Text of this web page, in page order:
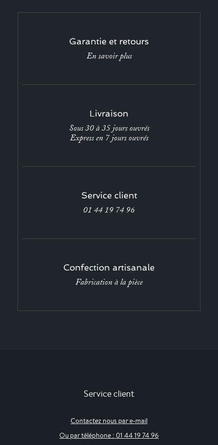
Garantie et retours
En savoir plus
Livraison
Sous 30 à 35 jours ouvrés
Express en 7 jours ouvrés
Service client
01 44 19 74 96
Confection artisanale
Fabrication à la pièce
Service client
Contactez nous par e-mail
Ou par téléphone : 01 44 19 74 96